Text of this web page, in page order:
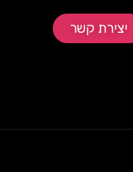
יצירת קשר